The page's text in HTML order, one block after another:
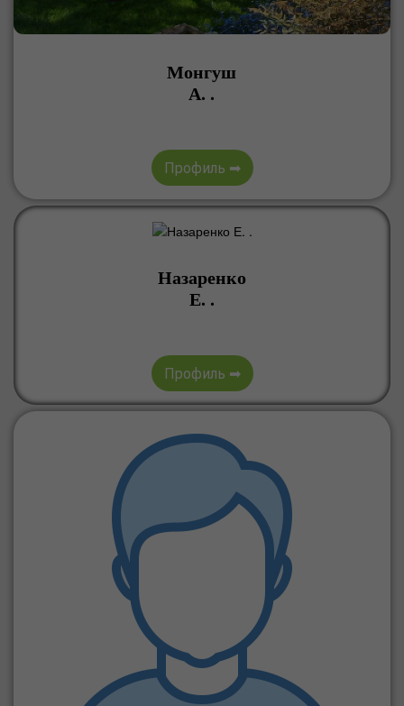
Монгуш
А. .
Профиль ➡
Назаренко
Е. .
Профиль ➡